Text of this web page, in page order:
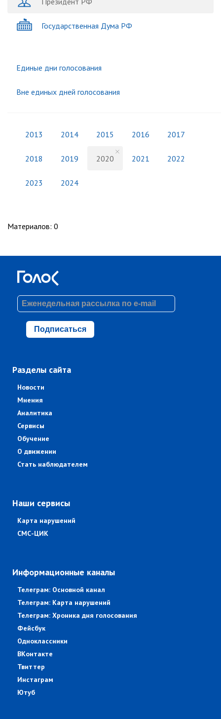
Государственная Дума РФ
Единые дни голосования
Вне единых дней голосования
2013 2014 2015 2016 2017
2018 2019 2020 2021 2022
2023 2024
Материалов: 0
Подписаться
Разделы сайта
Новости
Мнения
Аналитика
Сервисы
Обучение
О движении
Стать наблюдателем
Наши сервисы
Карта нарушений
СМС-ЦИК
Информационные каналы
Телеграм: Основной канал
Телеграм: Карта нарушений
Телеграм: Хроника дня голосования
Фейсбук
Одноклассники
ВКонтакте
Твиттер
Инстаграм
Ютуб